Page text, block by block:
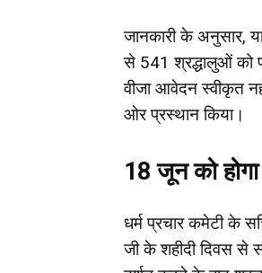
जानकारी के अनुसार,
से 541 श्रद्धालुओं को
वीजा आवेदन स्वीकृत
ओर प्रस्थान किया।
18 जून को
धर्म प्रचार कमेटी के
जी के शहीदी दिवस से